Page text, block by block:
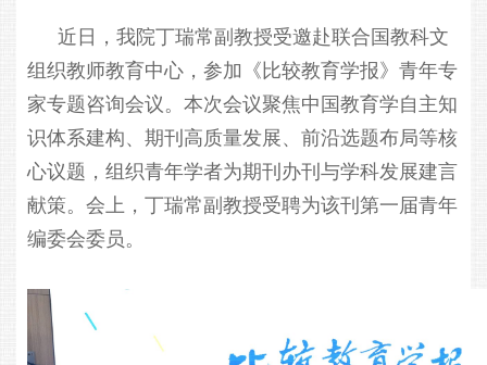
近日，我院丁瑞常副教授受邀赴联合国教科文
组织教师教育中心，参加《比较教育学报》青年专
家专题咨询会议。本次会议聚焦中国教育学自主知
识体系建构、期刊高质量发展、前沿选题布局等核
心议题，组织青年学者为期刊办刊与学科发展建言
献策。会上，丁瑞常副教授受聘为该刊第一届青年
编委会委员。